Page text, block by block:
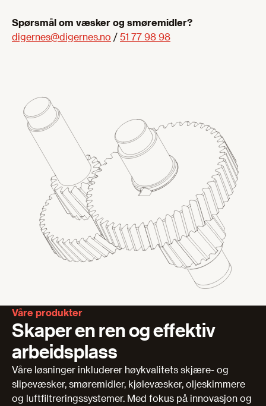
Spørsmål om væsker og smøremidler?
digernes@digernes.no / 51 77 98 98
Våre produkter
Skaper en ren og effektiv
arbeidsplass
Våre løsninger inkluderer høykvalitets skjære- og
slipevæsker, smøremidler, kjølevæsker, oljeskimmere
og luftfiltreringssystemer. Med fokus på innovasjon og